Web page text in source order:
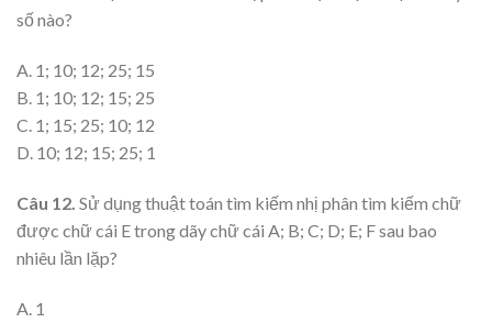
số nào?
A. 1; 10; 12; 25; 15
B. 1; 10; 12; 15; 25
C. 1; 15; 25; 10; 12
D. 10; 12; 15; 25; 1
Câu 12. Sử dụng thuật toán tìm kiếm nhị phân tìm kiếm chữ
được chữ cái E trong dãy chữ cái A; B; C; D; E; F sau bao
nhiêu lần lặp?
A. 1